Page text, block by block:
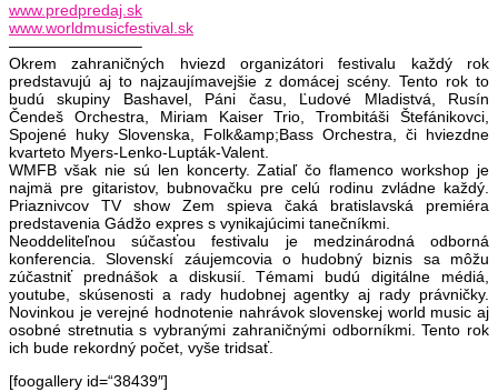
www.predpredaj.sk
www.worldmusicfestival.sk
————————–
Okrem zahraničných hviezd organizátori festivalu každý rok
predstavujú aj to najzaujímavejšie z domácej scény. Tento rok to
budú skupiny Bashavel, Páni času, Ľudové Mladistvá, Rusín
Čendeš Orchestra, Miriam Kaiser Trio, Trombitáši Štefánikovci,
Spojené huky Slovenska, Folk&amp;Bass Orchestra, či hviezdne
kvarteto Myers-Lenko-Lupták-Valent.
WMFB však nie sú len koncerty. Zatiaľ čo flamenco workshop je
najmä pre gitaristov, bubnovačku pre celú rodinu zvládne každý.
Priaznivcov TV show Zem spieva čaká bratislavská premiéra
predstavenia Gádžo expres s vynikajúcimi tanečníkmi.
Neoddeliteľnou súčasťou festivalu je medzinárodná odborná
konferencia. Slovenskí záujemcovia o hudobný biznis sa môžu
zúčastniť prednášok a diskusií. Témami budú digitálne médiá,
youtube, skúsenosti a rady hudobnej agentky aj rady právničky.
Novinkou je verejné hodnotenie nahrávok slovenskej world music aj
osobné stretnutia s vybranými zahraničnými odborníkmi. Tento rok
ich bude rekordný počet, vyše tridsať.
[foogallery id=“38439″]